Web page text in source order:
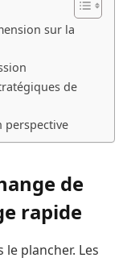
sur la
de
perspective
de
rapide
plancher. Les